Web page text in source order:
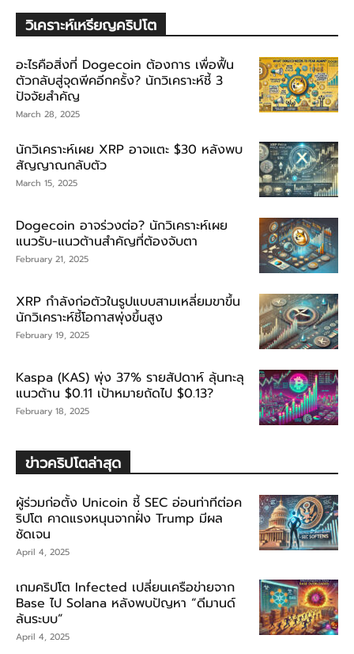
วิเคราะห์เหรียญคริปโต
อะไรคือสิ่งที่ Dogecoin ต้องการ เพื่อฟื้น
ตัวกลับสู่จุดพีคอีกครั้ง? นักวิเคราะห์ชี้ 3
ปัจจัยสำคัญ
March 28, 2025
นักวิเคราะห์เผย XRP อาจแตะ $30 หลังพบ
สัญญาณกลับตัว
March 15, 2025
Dogecoin อาจร่วงต่อ? นักวิเคราะห์เผย
แนวรับ-แนวต้านสำคัญที่ต้องจับตา
February 21, 2025
XRP กำลังก่อตัวในรูปแบบสามเหลี่ยมขาขึ้น
นักวิเคราะห์ชี้โอกาสพุ่งขึ้นสูง
February 19, 2025
Kaspa (KAS) พุ่ง 37% รายสัปดาห์ ลุ้นทะลุ
แนวต้าน $0.11 เป้าหมายถัดไป $0.13?
February 18, 2025
ข่าวคริปโตล่าสุด
ผู้ร่วมก่อตั้ง Unicoin ชี้ SEC อ่อนท่าทีต่อค
ริปโต คาดแรงหนุนจากฝั่ง Trump มีผล
ชัดเจน
April 4, 2025
เกมคริปโต Infected เปลี่ยนเครือข่ายจาก
Base ไป Solana หลังพบปัญหา “ดีมานด์
ล้นระบบ”
April 4, 2025